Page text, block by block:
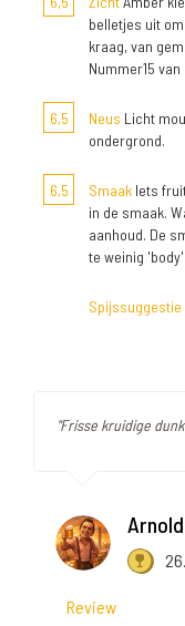
belletjes uit
kraag, van
Nummer15
6,5 Neus Licht
ondergrond.
6,5 Smaak Iets
in de smaak.
aanhoud. De
te weinig
Spijssuggestie
"Frisse kruidige
Review